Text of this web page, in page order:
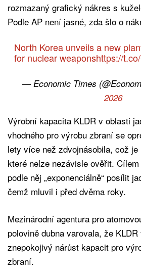
rozmazaný grafický nákres s
Podle AP není jasné, zda šlo o
North Korea unveils a new
for nuclear weaponshttps://
— Economic Times
2026
Výrobní kapacita KLDR v oblasti
vhodného pro výrobu zbraní se
lety více než zdvojnásobila, což
které nelze nezávisle ověřit.
podle něj „exponenciálně“ posílit
čemž mluvil i před dvěma roky.
Mezinárodní agentura pro
polovině dubna varovala, že
znepokojivý nárůst kapacit pro
zbraní.